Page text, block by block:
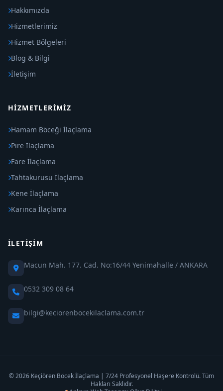
Hakkımızda
Hizmetlerimiz
Hizmet Bölgeleri
Blog & Bilgi
İletişim
HIZMETLERIMIZ
Hamam Böceği İlaçlama
Pire İlaçlama
Fare İlaçlama
Tahtakurusu İlaçlama
Kene İlaçlama
Karınca İlaçlama
İLETIŞIM
Macun Mah. 177. Cad. No:16/44 Yenimahalle / ANKARA
0532 309 08 64
bilgi@keciorenbocekilaclama.com.tr
© 2026 Keçiören Böcek İlaçlama | 7/24 Profesyonel Haşere Kontrolü. Tüm
Hakları Saklıdır.